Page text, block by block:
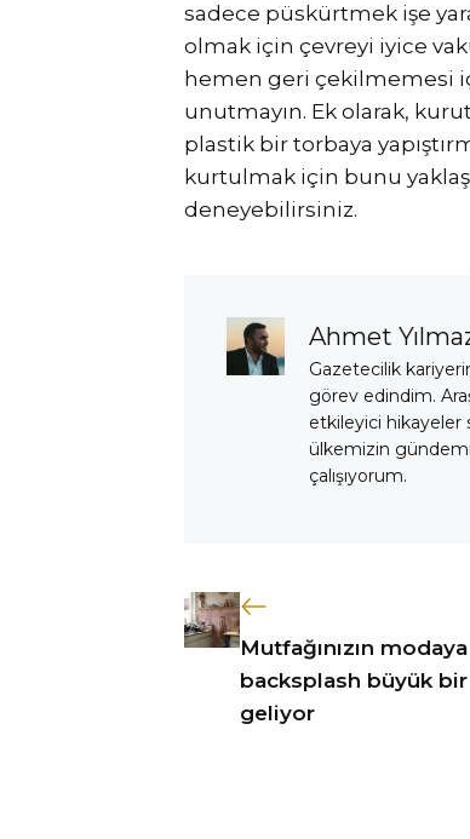
sadece püskürtmek işe
olmak için çevreyi iyice
hemen geri çekilmemesi
unutmayın. Ek olarak,
plastik bir torbaya
kurtulmak için bunu
deneyebilirsiniz.
Ahmet
Gazetecilik
görev edindim.
etkileyici hikayeler
ülkemizin
çalışıyorum.
Mutfağınızın
backsplash büyük
geliyor